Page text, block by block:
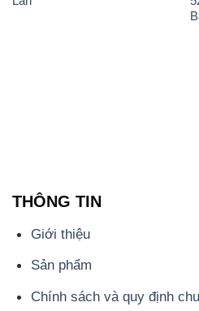
Chính sách và quy định
Tin tức
Liên hệ